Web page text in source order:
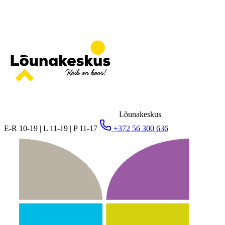
Lõunakeskus
E-R 10-19 | L 11-19 | P 11-17
+372 56 300 636